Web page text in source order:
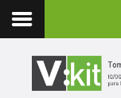
Contacto